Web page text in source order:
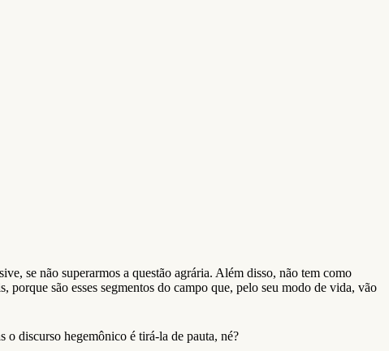
se não superarmos a questão agrária. Além disso, não tem como
são esses segmentos do campo que, pelo seu modo de vida, vão
o discurso hegemônico é tirá-la de pauta, né?